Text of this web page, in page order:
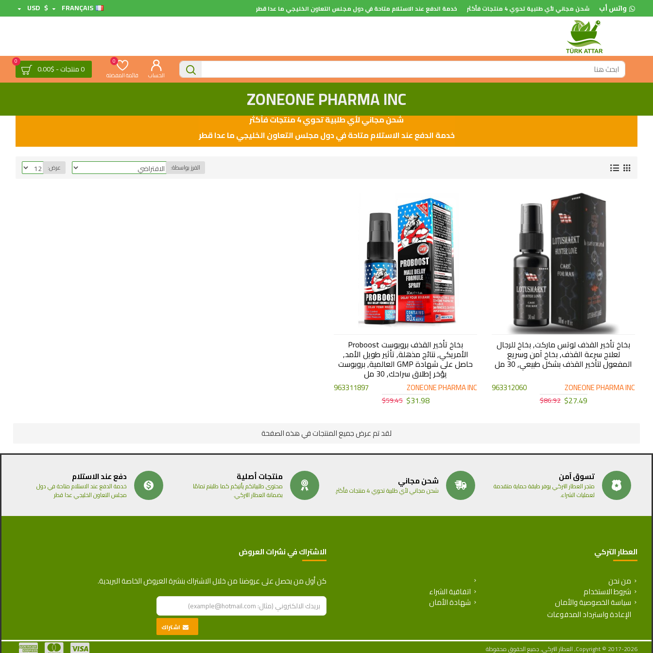
واتس أب شحن مجاني لأي طلبية تحوي 4 منتجات فأكثر خدمة الدفع عند الاستلام متاحة في دول مجلس التعاون الخليجي ما عدا قطر FRANÇAIS
$
USD
الحساب قائمة المفضلة
0
0 منتجات - $0.00
0
ZONEONE PHARMA INC
شحن مجاني لأي طلبية تحوي 4 منتجات فأكثر
خدمة الدفع عند الاستلام متاحة في دول مجلس التعاون الخليجي ما عدا قطر
الفرز بواسطة: عرض:
ZONEONE PHARMA INC
963312060
بخاخ تأخير القذف لوتس ماركت, بخاخ للرجال
لعلاج سرعة القذف, بخاخ آمن وسريع
المفعول لتأخير القذف بشكل طبيعي, 30 مل
$27.49
$86.92
ZONEONE PHARMA INC
963311897
بخاخ تأخير القذف بروبوست Proboost
الأمريكي, نتائج مذهلة, تأثير طويل الأمد,
حاصل على شهادة GMP العالمية, بروبوست
يؤخر إطلاق سراحك, 30 مل
$31.98
$59.45
لقد تم عرض جميع المنتجات في هذه الصفحة
تسوق آمن
متجر العطار التركي يوفر طبقة حماية متقدمة
لعمليات الشراء.
شحن مجاني
شحن مجاني لأي طلبية تحوي 4 منتجات فأكثر.
منتجات أصلية
محتوى طلبياتكم يأتيكم كما طلبتم تمامًا
بضمانة العطار التركي.
دفع عند الاستلام
خدمة الدفع عند الاستلام متاحة في دول
مجلس التعاون الخليجي عدا قطر
العطار التركي
من نحن
شروط الاستخدام
سياسة الخصوصية والأمان
اتفاقية الشراء
شهادة الأمان
الاشتراك في نشرات العروض
كن أول من يحصل على عروضنا من خلال الاشتراك بنشرة العروض الخاصة البريدية.
اشتراك
Copyright © 2017-2026, العطار التركي, جميع الحقوق محفوظة